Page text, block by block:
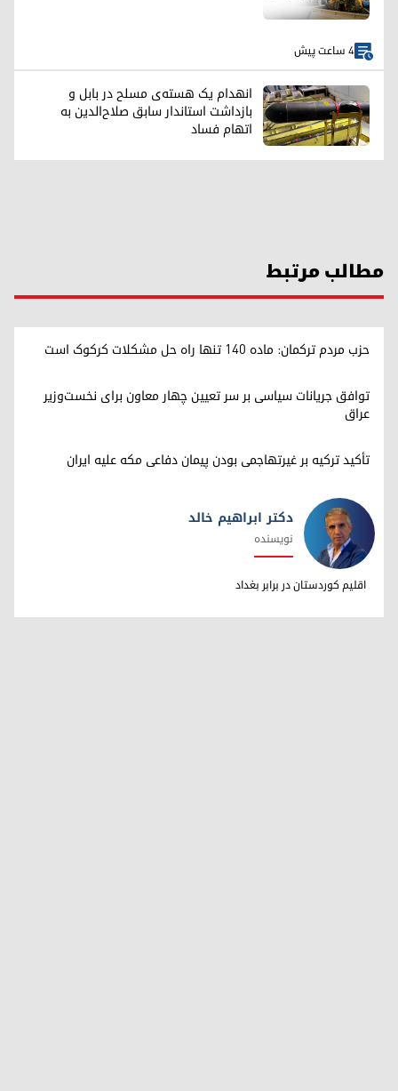
4 ساعت پیش
انهدام یک هسته‌ی مسلح در بابل و
بازداشت استاندار سابق صلاح‌الدین به
اتهام فساد
مطالب مرتبط
حزب مردم ترکمان: ماده ۱۴۰ تنها راه حل مشکلات کرکوک است
توافق جریانات سیاسی بر سر تعیین چهار معاون برای نخست‌وزیر
عراق
تأکید ترکیه بر غیرتهاجمی بودن پیمان دفاعی مکه علیه ایران
دکتر ابراهیم خالد
دکتر ابراهیم خالد
نویسنده
اقلیم کوردستان در برابر بغداد